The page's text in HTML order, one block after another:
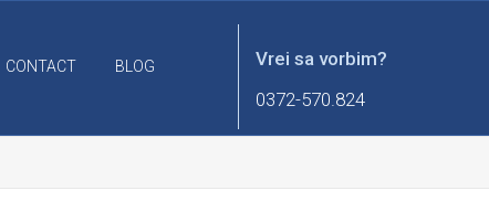
CONTACT BLOG
Vrei sa vorbim?
0372-570.824